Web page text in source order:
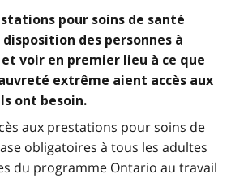
pour soins de santé
des personnes à
voir en premier lieu à ce que
extrême aient accès aux
ont besoin.
aux prestations pour soins de
obligatoires à tous les adultes
du programme Ontario au travail